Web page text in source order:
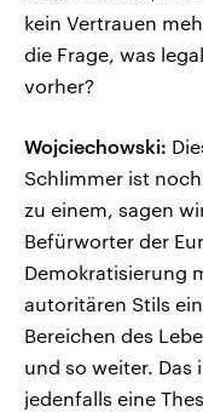
kein Vertrauen
die Frage, was
vorher?
Wojciechowski:
Schlimmer ist
zu einem, sagen
Befürworter der
Demokratisierung
autoritären Stils
Bereichen des
und so weiter. Das
jedenfalls eine